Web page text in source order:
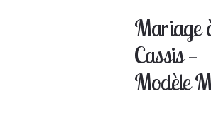
Mariage
Cassis —
Modèle